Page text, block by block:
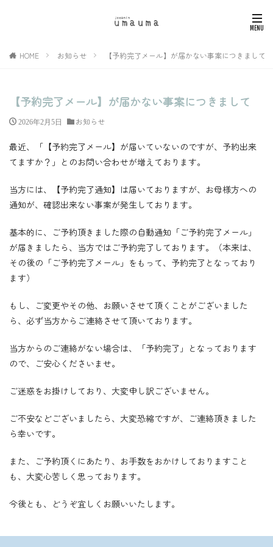
HOME お知らせ 【予約完了メール】が届かない事案につきまして
【予約完了メール】が届かない事案につきまして
2026年2月5日 お知らせ
最近、「【予約完了メール】が届いていないのですが、予約出来
てますか？」とのお問い合わせが増えております。
当方には、【予約完了通知】は届いておりますが、お母様方への
通知が、確認出来ない事案が発生しております。
基本的に、ご予約頂きました際の自動通知「ご予約完了メール」
が届きましたら、当方ではご予約完了しております。（本来は、
その後の「ご予約完了メール」をもって、予約完了となっており
ます）
もし、ご変更やその他、お願いさせて頂くことがございました
ら、必ず当方からご連絡させて頂いております。
当方からのご連絡がない場合は、「予約完了」となっております
ので、ご安心くださいませ。
ご迷惑をお掛けしており、大変申し訳ございません。
ご不安などございましたら、大変恐縮ですが、ご連絡頂きました
ら幸いです。
また、ご予約頂くにあたり、お手数をおかけしておりますこと
も、大変心苦しく思っております。
今後とも、どうぞ宜しくお願いいたします。